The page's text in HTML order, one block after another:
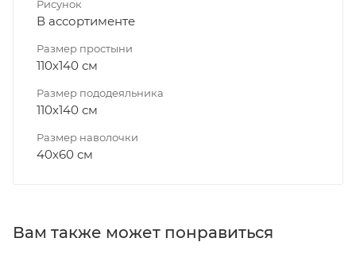
Рисунок
В ассортименте
Размер простыни
110х140 см
Размер пододеяльника
110х140 см
Размер наволочки
40х60 см
Вам также может понравиться